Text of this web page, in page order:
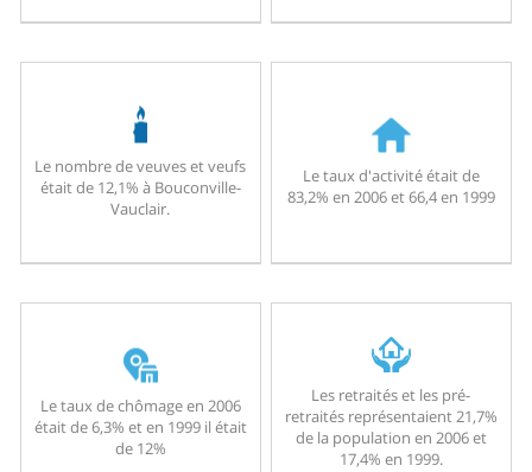
Le nombre de veuves et veufs
était de 12,1% à Bouconville-
Vauclair.
Le taux d'activité était de
83,2% en 2006 et 66,4 en 1999
Le taux de chômage en 2006
était de 6,3% et en 1999 il était
de 12%
Les retraités et les pré-
retraités représentaient 21,7%
de la population en 2006 et
17,4% en 1999.